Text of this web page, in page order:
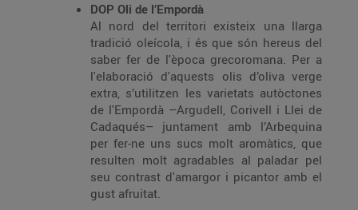
DOP Oli de l’Empordà
Al nord del territori existeix una llarga
tradició oleícola, i és que són hereus del
saber fer de l'època grecoromana. Per a
l'elaboració d'aquests olis d’oliva verge
extra, s’utilitzen les varietats autòctones
de l'Empordà –Argudell, Corivell i Llei de
Cadaqués– juntament amb l’Arbequina
per fer-ne uns sucs molt aromàtics, que
resulten molt agradables al paladar pel
seu contrast d'amargor i picantor amb el
gust afruitat.